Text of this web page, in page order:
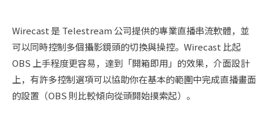
Wirecast 是 Telestream 公司提供的專業直播串流軟體，並
可以同時控制多個攝影鏡頭的切換與操控。Wirecast 比起
OBS 上手程度更容易，達到「開箱即用」的效果，介面設計
上，有許多控制選項可以協助你在基本的範圍中完成直播畫面
的設置（OBS 則比較傾向從頭開始摸索起）。